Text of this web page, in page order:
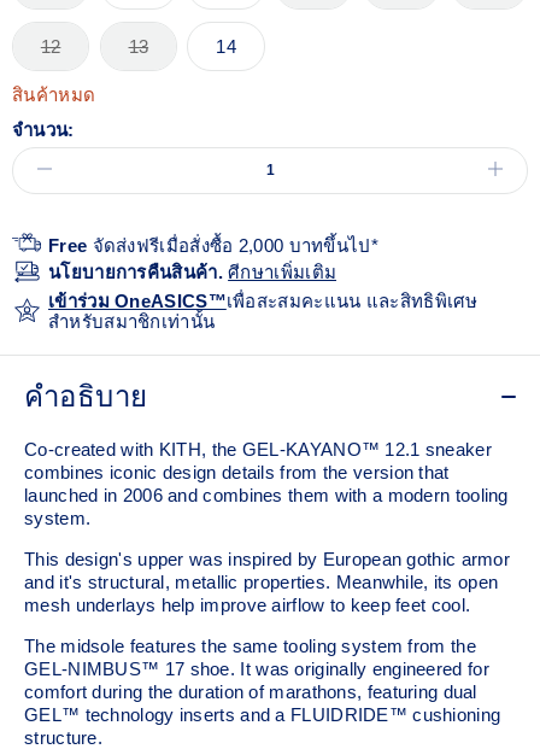
12 13 14
สินค้าหมด
จำนวน:
Free จัดส่งฟรีเมื่อสั่งซื้อ 2,000 บาทขึ้นไป*
นโยบายการคืนสินค้า.ศีกษาเพิ่มเติม
เข้าร่วม OneASICS™เพื่อสะสมคะแนน และสิทธิพิเศษ
สำหรับสมาชิกเท่านั้น
คำอธิบาย
Co-created with KITH, the GEL-KAYANO™ 12.1 sneaker
combines iconic design details from the version that
launched in 2006 and combines them with a modern tooling
system.
This design's upper was inspired by European gothic armor
and it's structural, metallic properties. Meanwhile, its open
mesh underlays help improve airflow to keep feet cool.
The midsole features the same tooling system from the
GEL-NIMBUS™ 17 shoe. It was originally engineered for
comfort during the duration of marathons, featuring dual
GEL™ technology inserts and a FLUIDRIDE™ cushioning
structure.